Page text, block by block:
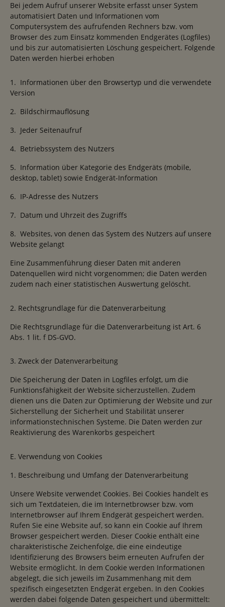
Bei jedem Aufruf unserer Website erfasst unser System
automatisiert Daten und Informationen vom
Computersystem des aufrufenden Rechners bzw. vom
Browser des zum Einsatz kommenden Endgerätes (Logfiles)
und bis zur automatisierten Löschung gespeichert. Folgende
Daten werden hierbei erhoben
1. Informationen über den Browsertyp und die verwendete
Version
2. Bildschirmauflösung
3. Jeder Seitenaufruf
4. Betriebssystem des Nutzers
5. Information über Kategorie des Endgeräts (mobile,
desktop, tablet) sowie Endgerät-Information
6. IP-Adresse des Nutzers
7. Datum und Uhrzeit des Zugriffs
8. Websites, von denen das System des Nutzers auf unsere
Website gelangt
Eine Zusammenführung dieser Daten mit anderen
Datenquellen wird nicht vorgenommen; die Daten werden
zudem nach einer statistischen Auswertung gelöscht.
2. Rechtsgrundlage für die Datenverarbeitung
Die Rechtsgrundlage für die Datenverarbeitung ist Art. 6
Abs. 1 lit. f DS-GVO.
3. Zweck der Datenverarbeitung
Die Speicherung der Daten in Logfiles erfolgt, um die
Funktionsfähigkeit der Website sicherzustellen. Zudem
dienen uns die Daten zur Optimierung der Website und zur
Sicherstellung der Sicherheit und Stabilität unserer
informationstechnischen Systeme. Die Daten werden zur
Reaktivierung des Warenkorbs gespeichert
E. Verwendung von Cookies
1. Beschreibung und Umfang der Datenverarbeitung
Unsere Website verwendet Cookies. Bei Cookies handelt es
sich um Textdateien, die im Internetbrowser bzw. vom
Internetbrowser auf Ihrem Endgerät gespeichert werden.
Rufen Sie eine Website auf, so kann ein Cookie auf Ihrem
Browser gespeichert werden. Dieser Cookie enthält eine
charakteristische Zeichenfolge, die eine eindeutige
Identifizierung des Browsers beim erneuten Aufrufen der
Website ermöglicht. In dem Cookie werden Informationen
abgelegt, die sich jeweils im Zusammenhang mit dem
spezifisch eingesetzten Endgerät ergeben. In den Cookies
werden dabei folgende Daten gespeichert und übermittelt: